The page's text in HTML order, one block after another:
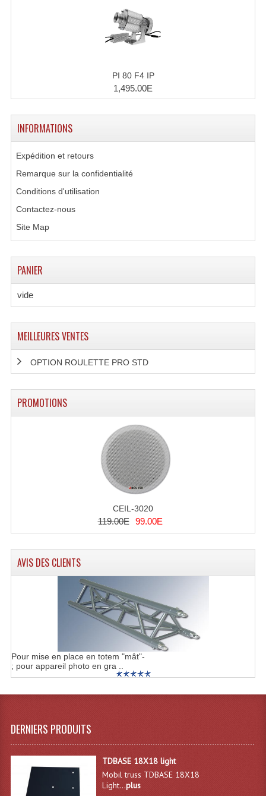
Microphones Scène Et Studio
Microphones Filaires
Micro Sans Fil HF UHF 800MHZ
Multi-Effets, Reverbes Etc...
Samplers, Échantillonneurs
Système Sans Fil In-Ear Monitoring
Table Mixages Et Contrôleurs & Consoles
Consoles Amplifiées
Lumière
Boules À Facettes
Déco Light
Effets LASERS
Laser Multi-Points
Lasers (Effets Volumetriques)
Lasers D'extérieur Multi-Points
Effets Lumineux À Leds
Effets Lumineux, Centre De Piste
Effets Lumineux, Effets Disco
Blocs De Puissance
Chenillards Modulateurs
PI 80 F4 IP
1,495.00E
INFORMATIONS
Expédition et retours
Remarque sur la confidentialité
Conditions d'utilisation
Contactez-nous
Site Map
PANIER
vide
MEILLEURES VENTES
OPTION ROULETTE PRO STD
PROMOTIONS
CEIL-3020
119.00E 99.00E
AVIS DES CLIENTS
Pour mise en place en totem "mât"-
; pour appareil photo en gra ..
DERNIERS PRODUITS
TDBASE 18X18 light
Mobil truss TDBASE 18X18
Light...plus